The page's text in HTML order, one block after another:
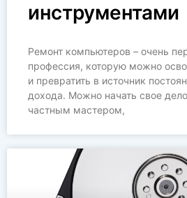
инструментами
Ремонт компьютеров – очень
профессия, которую можно
и превратить в источник
дохода. Можно начать свое
частным мастером,